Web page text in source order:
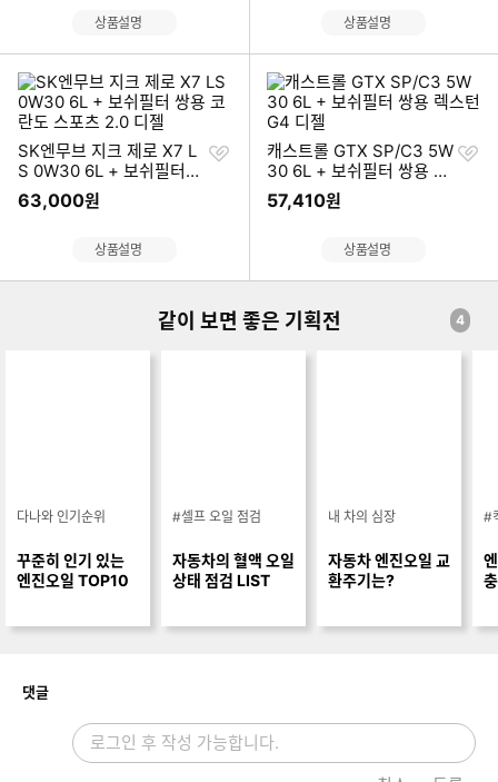
바
로
가
기
상품설명 상품설명
SK엔무브 지크 제로 X7 L
S 0W30 6L + 보쉬필터
쌍용 코란도 스포츠 2.0 디
젤
63,000원
찜
상품설명
캐스트롤 GTX SP/C3 5W
30 6L + 보쉬필터 쌍용 렉
스턴 G4 디젤
57,410원
찜
상품설명
같이 보면 좋은 기획전 4
다나와 인기순위
꾸준히 인기 있는
엔진오일 TOP10
#셀프 오일 점검
자동차의 혈액 오일
상태 점검 LIST
내 차의 심장
자동차 엔진오일 교
환주기는?
#
댓글개